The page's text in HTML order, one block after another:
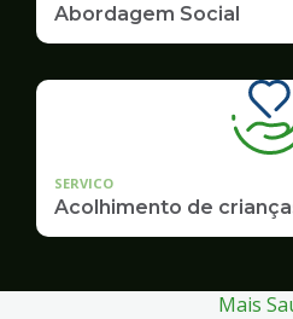
Abordagem Social
SERVICO
Acolhimento de
Mais